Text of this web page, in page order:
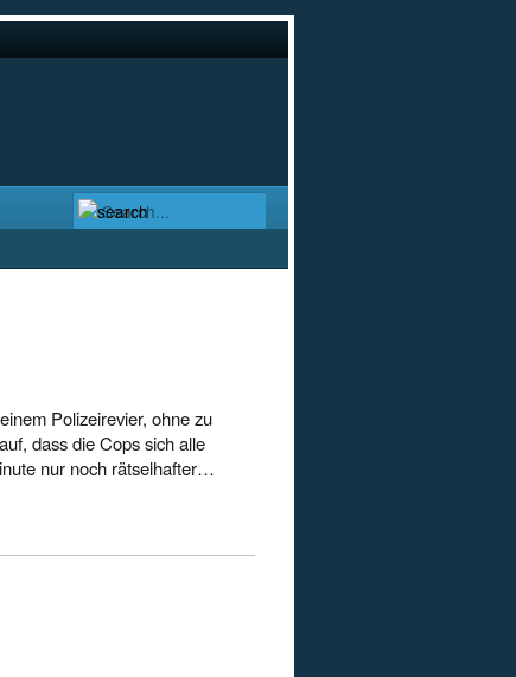
Polizeirevier, ohne zu
dass die Cops sich alle
nur noch rätselhafter…